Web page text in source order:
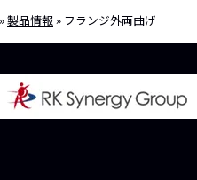
»製品情報» フランジ外両曲げ